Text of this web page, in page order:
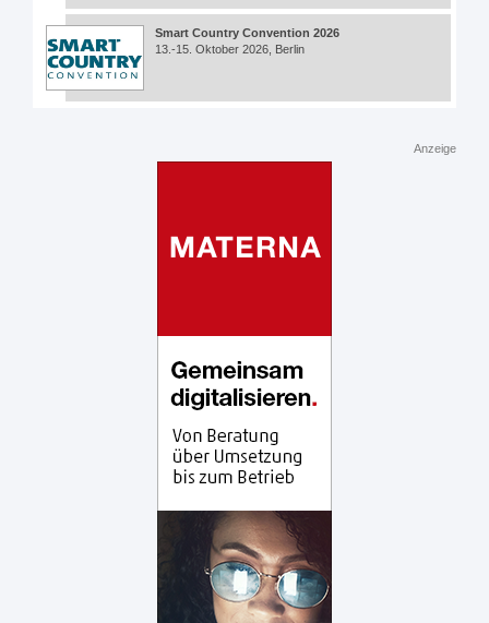
Smart Country Convention 2026
13.-15. Oktober 2026, Berlin
Anzeige